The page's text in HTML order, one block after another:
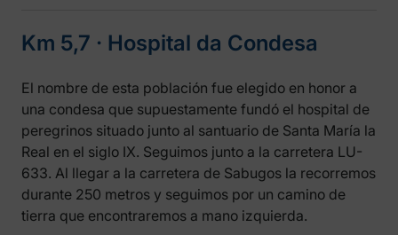
Km 5,7 ‧ Hospital da Condesa
El nombre de esta población fue elegido en honor a
una condesa que supuestamente fundó el hospital de
peregrinos situado junto al santuario de Santa María la
Real en el siglo IX. Seguimos junto a la carretera LU-
633. Al llegar a la carretera de Sabugos la recorremos
durante 250 metros y seguimos por un camino de
tierra que encontraremos a mano izquierda.